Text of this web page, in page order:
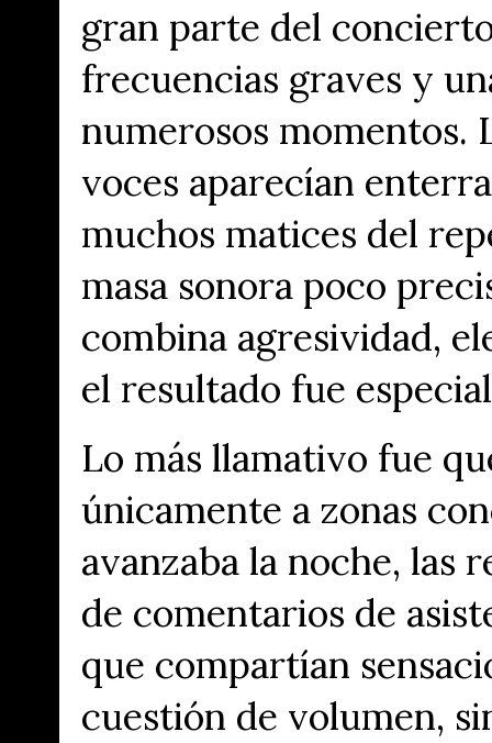
gran parte del
frecuencias graves y
numerosos momentos.
voces aparecían
muchos matices del
masa sonora poco
combina agresividad,
el resultado fue
Lo más llamativo fue
únicamente a zonas
avanzaba la noche, las
de comentarios de
que compartían
cuestión de volumen,